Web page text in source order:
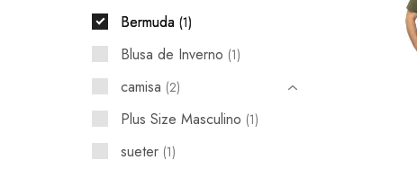
Bermuda 1
Blusa de Inverno 1
camisa 2
Plus Size Masculino 1
sueter 1